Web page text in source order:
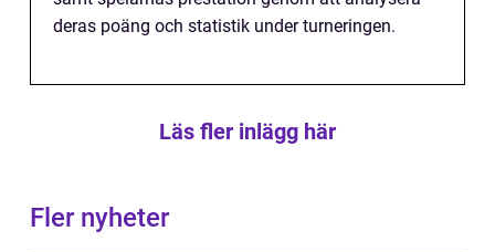
deras poäng och statistik under turneringen.
Läs fler inlägg här
Fler nyheter